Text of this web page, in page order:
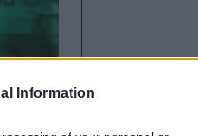
Information